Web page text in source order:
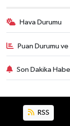
Hava Durumu
Puan Durumu
Son Dakika
RSS